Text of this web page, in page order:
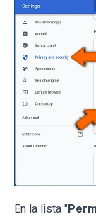
En la lista "